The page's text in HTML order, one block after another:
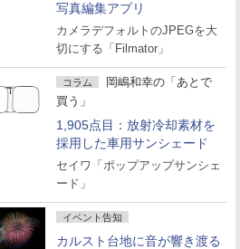
写真編集アプリ
カメラデフォルトのJPEGを大
切にする「Filmator」
コラム
岡嶋和幸の「あとで
買う」
1,905点目：放射冷却素材を
採用した車用サンシェード
セイワ「ポップアップサンシェ
ード」
イベント告知
カルスト台地に音が響き渡る